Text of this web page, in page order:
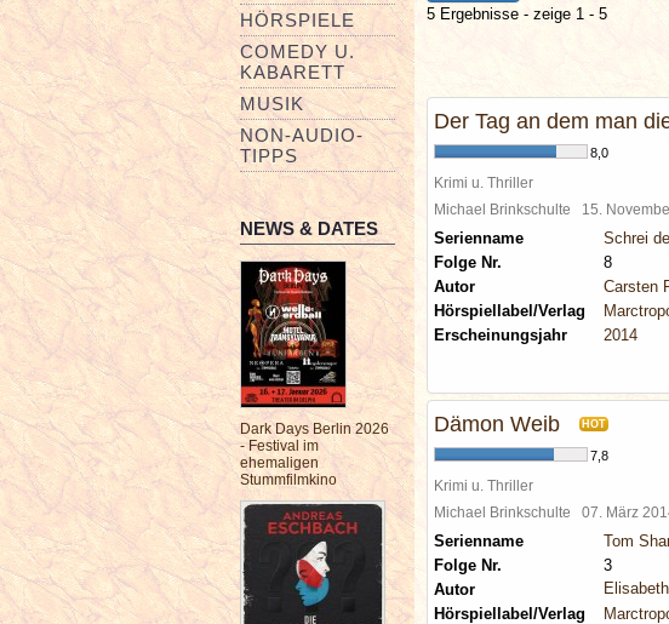
HÖRSPIELE
COMEDY U.
KABARETT
MUSIK
NON-AUDIO-
TIPPS
NEWS & DATES
Dark Days Berlin 2026
- Festival im
ehemaligen
Stummfilmkino
5 Ergebnisse - zeige 1 - 5
Der Tag an dem man
8,0
Krimi u. Thriller
Michael Brinkschulte 15.
Serienname
Schrei
Folge Nr.
8
Autor
Carsten
Hörspiellabel/Verlag
Erscheinungsjahr
2014
Dämon Weib HOT
7,8
Krimi u. Thriller
Michael Brinkschulte 07. März
Serienname
Tom
Folge Nr.
3
Autor
Hörspiellabel/Verlag